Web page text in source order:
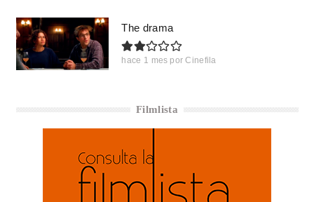
The drama
hace 1 mes por Cinefila
Filmlista